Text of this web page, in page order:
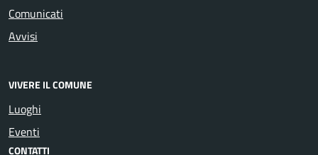
Comunicati
Avvisi
VIVERE IL COMUNE
Luoghi
Eventi
CONTATTI